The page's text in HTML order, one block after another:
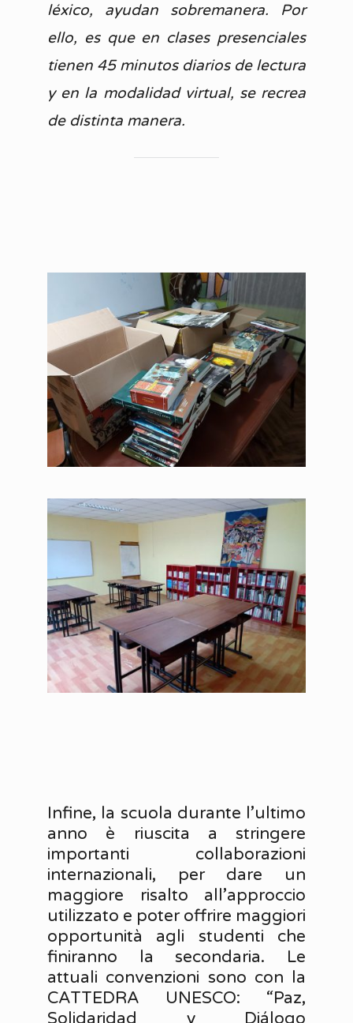
léxico, ayudan sobremanera. Por
ello, es que en clases presenciales
tienen 45 minutos diarios de lectura
y en la modalidad virtual, se recrea
de distinta manera.
Infine, la scuola durante l’ultimo
anno è riuscita a stringere
importanti collaborazioni
internazionali, per dare un
maggiore risalto all’approccio
utilizzato e poter offrire maggiori
opportunità agli studenti che
finiranno la secondaria. Le
attuali convenzioni sono con la
CATTEDRA UNESCO: “Paz,
Solidaridad y Diálogo